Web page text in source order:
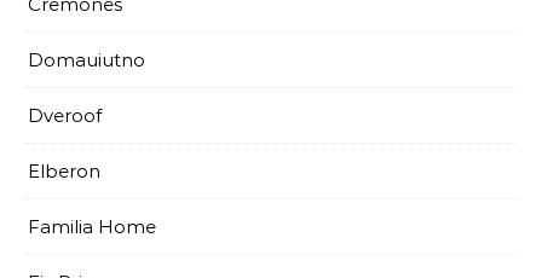
Domauiutno
Dveroof
Elberon
Familia Home